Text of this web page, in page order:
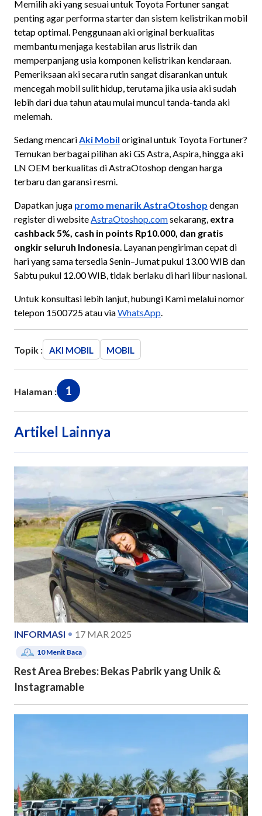
Memilih aki yang sesuai untuk Toyota Fortuner sangat
penting agar performa starter dan sistem kelistrikan mobil
tetap optimal. Penggunaan aki original berkualitas
membantu menjaga kestabilan arus listrik dan
memperpanjang usia komponen kelistrikan kendaraan.
Pemeriksaan aki secara rutin sangat disarankan untuk
mencegah mobil sulit hidup, terutama jika usia aki sudah
lebih dari dua tahun atau mulai muncul tanda-tanda aki
melemah.
Sedang mencariAki Mobil original untuk Toyota Fortuner?
Temukan berbagai pilihan aki GS Astra, Aspira, hingga aki
LN OEM berkualitas di AstraOtoshop dengan harga
terbaru dan garansi resmi.
Dapatkan juga promo menarik AstraOtoshop dengan
register di websiteAstraOtoshop.comsekarang, extra
cashback 5%, cash in points Rp10.000, dan gratis
ongkir seluruh Indonesia. Layanan pengiriman cepat di
hari yang sama tersedia Senin–Jumat pukul 13.00 WIB dan
Sabtu pukul 12.00 WIB, tidak berlaku di hari libur nasional.
Untuk konsultasi lebih lanjut, hubungi Kami melalui nomor
telepon 1500725 atau viaWhatsApp.
Topik : AKI MOBIL MOBIL
Halaman : 1
Artikel Lainnya
INFORMASI 17 MAR 2025
10Menit Baca
Rest Area Brebes: Bekas Pabrik yang Unik &
Instagramable